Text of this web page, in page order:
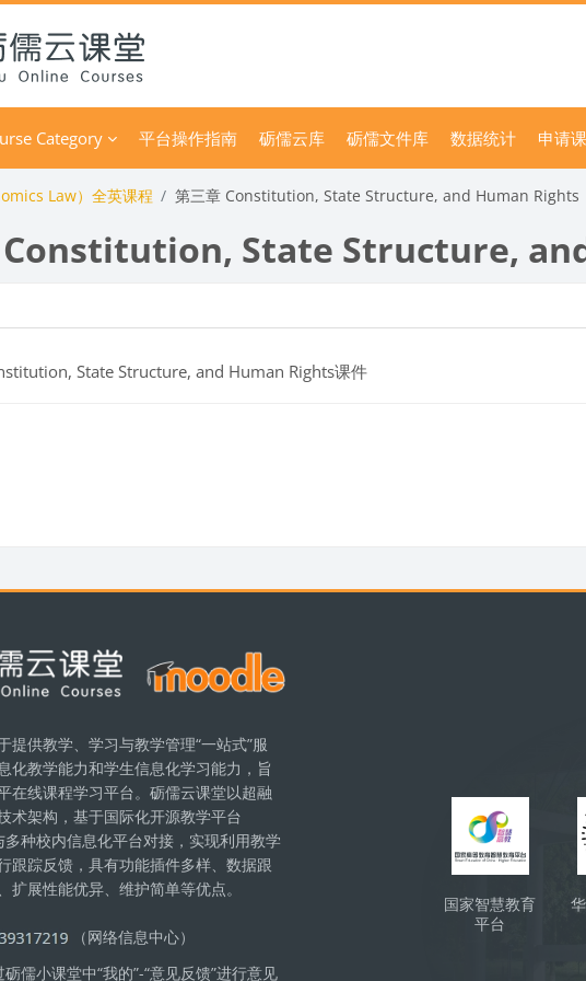
Category 平台操作指南 砺儒云库 砺儒文件库 数据统计 申请
Law）全英课程 第三章 Constitution, State Structure, and Human Rights
Constitution, State Structure,
綱
State Structure, and Human Rights课件
提供教学、学习与教学管理“一站式”服
化教学能力和学生信息化学习能力，旨
在线课程学习平台。砺儒云课堂以超融
术架构，基于国际化开源教学平台
种校内信息化平台对接，实现利用教学
跟踪反馈，具有功能插件多样、数据跟
扩展性能优异、维护简单等优点。
（网络信息中心）
儒小课堂中“我的”-“意见反馈”进行意见
區塊
国家智慧教育
平台